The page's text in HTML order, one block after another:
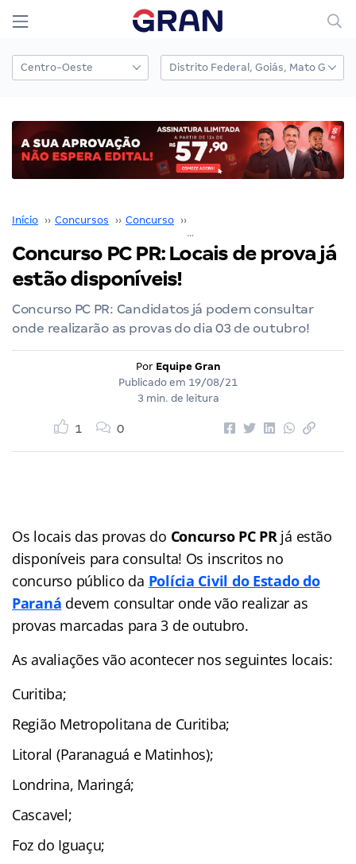
Início ›› Concursos ›› Concurso ››
Concurso PC PR: Locais de prova já
estão disponíveis!
Concurso PC PR: Candidatos já podem consultar
onde realizarão as provas do dia 03 de outubro!
Por Equipe Gran
Publicado em 19/08/21
3 min. de leitura
1 0
Os locais das provas do Concurso PC PRjá estão
disponíveis para consulta! Os inscritos no
concurso público da Polícia Civil do Estado do
Paraná devem consultar onde vão realizar as
provas marcadas para 3 de outubro.
As avaliações vão acontecer nos seguintes locais:
Curitiba;
Região Metropolitana de Curitiba;
Litoral (Paranaguá e Matinhos);
Londrina, Maringá;
Cascavel;
Foz do Iguaçu;